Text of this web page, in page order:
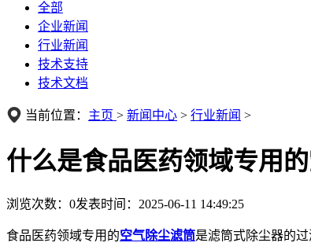
全部
企业新闻
行业新闻
技术支持
技术文档
当前位置： 主页 > 新闻中心 > 行业新闻 >
什么是食品医药领域专用
浏览次数： 0发表时间：2025-06-11 14:49:25
食品医药领域专用的空气除尘滤筒是滤筒式除尘器的